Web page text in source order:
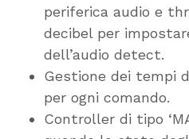
periferica audio e
decibel per
dell’audio detect.
Gestione dei tempi
per ogni comando.
Controller di tipo